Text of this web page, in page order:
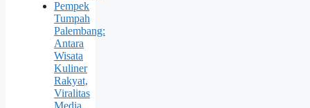
Pempek
Tumpah
Palembang:
Antara
Wisata
Kuliner
Rakyat,
Viralitas
Media